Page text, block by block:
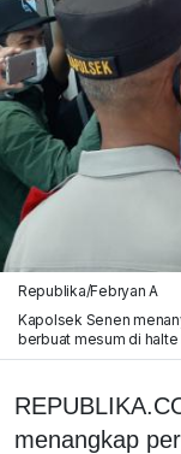
Republika/Febryan A
Kapolsek Senen
berbuat mesum di halte
menangkap